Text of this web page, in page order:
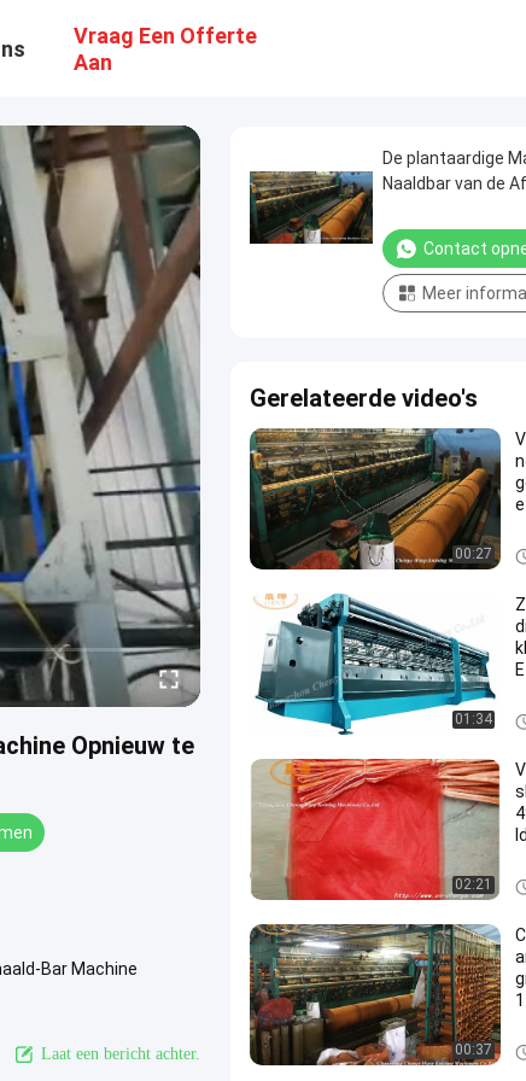
Vraag Een Offerte
Aan
Opnieuw te
Bar Machine
Laat een bericht achter.
De plantaardige
Naaldbar van de
Contact
Meer
Gerelateerde video's
00:27
01:34
02:21
00:37